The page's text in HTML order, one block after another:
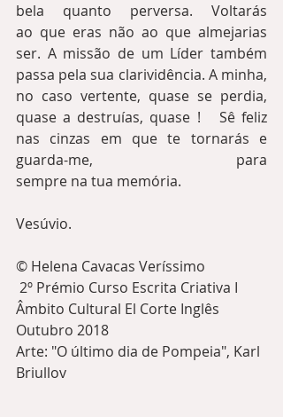
bela quanto perversa. Voltarás
ao que eras não ao que almejarias
ser. A missão de um Líder também
passa pela sua clarividência. A minha,
no caso vertente, quase se perdia,
quase a destruías, quase !   Sê feliz
nas cinzas em que te tornarás e
guarda-me, para
sempre na tua memória.
Vesúvio.
©️ Helena Cavacas Veríssimo
Âmbito Cultural El Corte Inglês
Outubro 2018
Arte: "O último dia de Pompeia", Karl
Briullov